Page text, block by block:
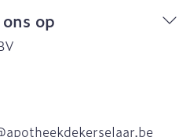
op
apotheekdekerselaar.be